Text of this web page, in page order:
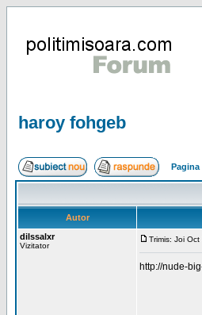
haroy fohgeb
Autor
dilssalxr
Vizitator
Trimis: Joi
http://nude-